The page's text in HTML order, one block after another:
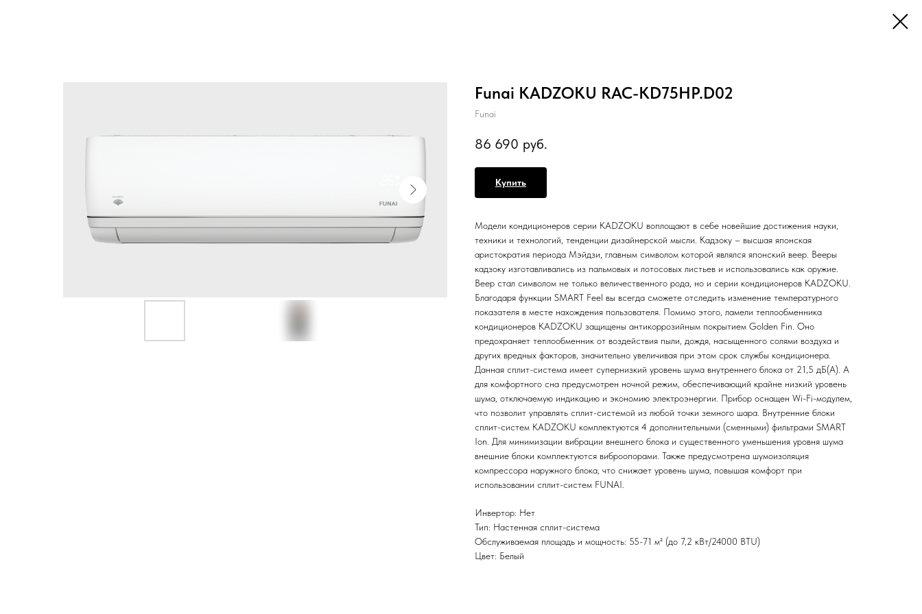
Funai KADZOKU RAC-KD75HP.D02
Funai
86 690 руб.
Купить
Модели кондиционеров серии KADZOKU воплощают в себе новейшие достижения науки,
техники и технологий, тенденции дизайнерской мысли. Кадзоку – высшая японская
аристократия периода Мэйдзи, главным символом которой являлся японский веер. Вееры
кадзоку изготавливались из пальмовых и лотосовых листьев и использовались как оружие.
Веер стал символом не только величественного рода, но и серии кондиционеров KADZOKU.
Благодаря функции SMART Feel вы всегда сможете отследить изменение температурного
показателя в месте нахождения пользователя. Помимо этого, ламели теплообменника
кондиционеров KADZOKU защищены антикоррозийным покрытием Golden Fin. Оно
предохраняет теплообменник от воздействия пыли, дождя, насыщенного солями воздуха и
других вредных факторов, значительно увеличивая при этом срок службы кондиционера.
Данная сплит-система имеет супернизкий уровень шума внутреннего блока от 21,5 дБ(А). А
для комфортного сна предусмотрен ночной режим, обеспечивающий крайне низкий уровень
шума, отключаемую индикацию и экономию электроэнергии. Прибор оснащен Wi-Fi-модулем,
что позволит управлять сплит-системой из любой точки земного шара. Внутренние блоки
сплит-систем KADZOKU комплектуются 4 дополнительными (сменными) фильтрами SMART
Ion. Для минимизации вибрации внешнего блока и существенного уменьшения уровня шума
внешние блоки комплектуются виброопорами. Также предусмотрена шумоизоляция
компрессора наружного блока, что снижает уровень шума, повышая комфорт при
использовании сплит-систем FUNAI.
Инвертор: Нет
Тип: Настенная сплит-система
Обслуживаемая площадь и мощность: 55-71 м² (до 7,2 кВт/24000 BTU)
Цвет: Белый